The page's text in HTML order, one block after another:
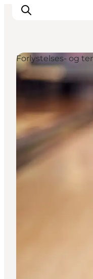
Byer
Det sker
Overnatning
Planlæg din
Køb
Forlystelses- og